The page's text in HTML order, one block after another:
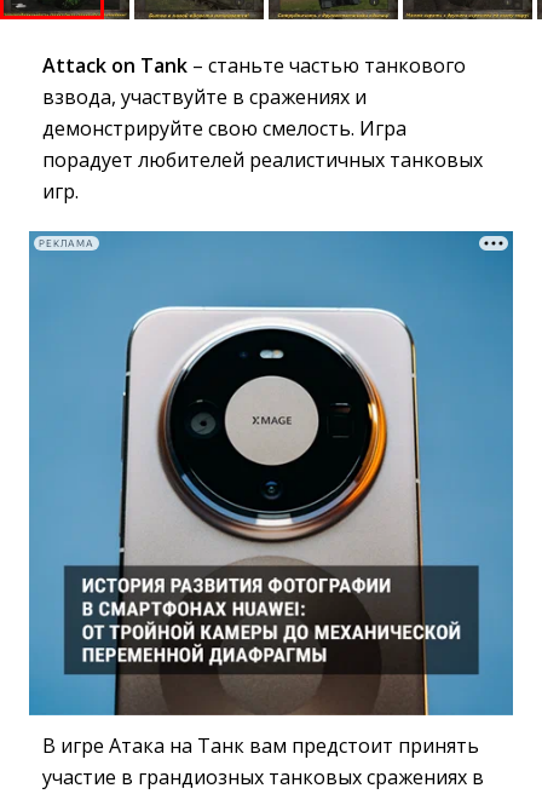
Attack on Tank – станьте частью танкового
взвода, участвуйте в сражениях и
демонстрируйте свою смелость. Игра
порадует любителей реалистичных танковых
игр.
РЕКЛАМА
В игре Атака на Танк вам предстоит принять
участие в грандиозных танковых сражениях в